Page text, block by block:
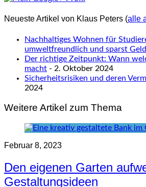
Neueste Artikel von Klaus Peters (alle
Nachhaltiges Wohnen für
umweltfreundlich und sparst Geld
Der richtige Zeitpunkt: Wann
macht - 2. Oktober 2024
Sicherheitsrisiken und deren
2024
Weitere Artikel zum Thema
Februar 8, 2023
Den eigenen Garten
Gestaltungsideen